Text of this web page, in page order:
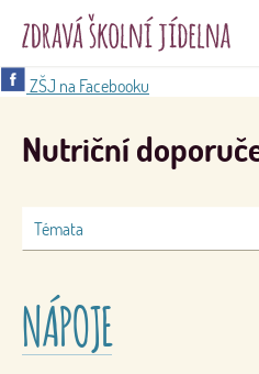
ZŠJ na Facebooku
Nutriční
NÁPOJE